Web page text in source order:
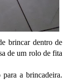
brincar dentro de
de um rolo de fita
a brincadeira.